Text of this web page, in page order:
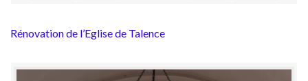
Rénovation de l’Eglise de Talence